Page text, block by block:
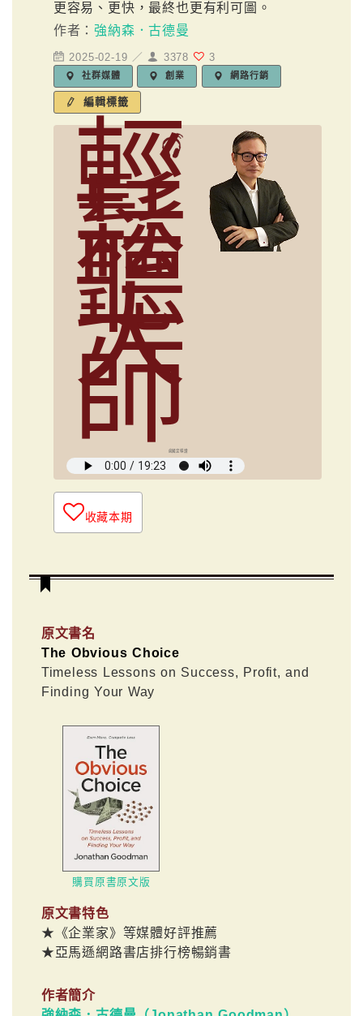
更容易、更快，最終也更有利可圖。
作者：強納森．古德曼
2025-02-19 ／ 3378 3
社群媒體 創業 網路行銷
編輯標籤
輕
鬆
聽
大
師
俞國定導讀
收藏本期
原文書名
The Obvious Choice
Timeless Lessons on Success, Profit, and
Finding Your Way
購買原書原文版
原文書特色
★《企業家》等媒體好評推薦
★亞馬遜網路書店排行榜暢銷書
作者簡介